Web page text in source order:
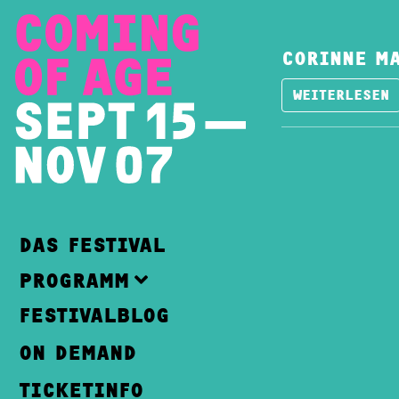
DAS FESTIVAL
PROGRAMM
FESTIVALBLOG
ON DEMAND
TICKETINFO
CORINNE
WEITERLESEN